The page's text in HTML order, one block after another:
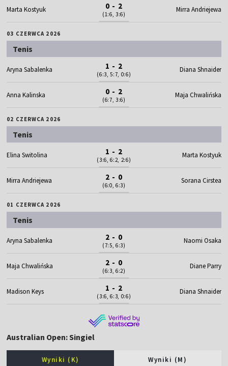
Marta Kostyuk 0 - 2
(1:6, 3:6)
Mirra Andriejewa
03 CZERWCA 2026
Tenis
Aryna Sabalenka 1 - 2
(6:3, 5:7, 0:6)
Diana Shnaider
Anna Kalinska 0 - 2
(6:7, 3:6)
Maja Chwalińska
02 CZERWCA 2026
Tenis
Elina Switolina 1 - 2
(3:6, 6:2, 2:6)
Marta Kostyuk
Mirra Andriejewa 2 - 0
(6:0, 6:3)
Sorana Cirstea
01 CZERWCA 2026
Tenis
Aryna Sabalenka 2 - 0
(7:5, 6:3)
Naomi Osaka
Maja Chwalińska 2 - 0
(6:3, 6:2)
Diane Parry
Madison Keys 1 - 2
(3:6, 6:3, 0:6)
Diana Shnaider
Australian Open: Singiel
Wyniki (K) Wyniki (M)